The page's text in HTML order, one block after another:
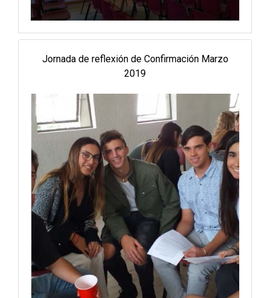
Jornada de reflexión de Confirmación Marzo
2019